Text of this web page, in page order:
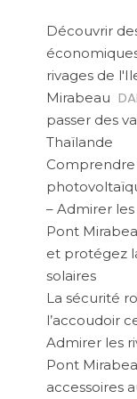
Découvrir
rivages de
Mirabeau
passer des
Thaïlande
– Admirer
Pont
et protégez
solaires
La sécurité
l’accoudoir
Admirer les
Pont
accessoires